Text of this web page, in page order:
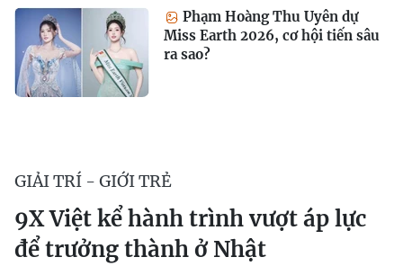
Phạm Hoàng Thu Uyên dự
Miss Earth 2026, cơ hội tiến sâu
ra sao?
GIẢI TRÍ - GIỚI TRẺ
9X Việt kể hành trình vượt áp lực
để trưởng thành ở Nhật